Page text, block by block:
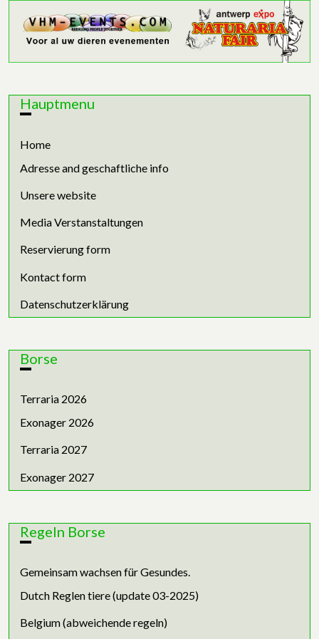
Hauptmenu
Home
Adresse and geschaftliche info
Unsere website
Media Verstanstaltungen
Reservierung form
Kontact form
Datenschutzerklärung
Borse
Terraria 2026
Exonager 2026
Terraria 2027
Exonager 2027
Regeln Borse
Gemeinsam wachsen für Gesundes.
Dutch Reglen tiere (update 03-2025)
Belgium (abweichende regeln)